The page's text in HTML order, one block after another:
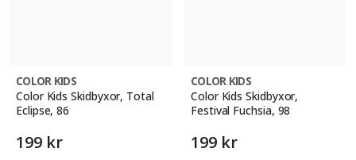
COLOR KIDS
Color Kids Skidbyxor, Total
Eclipse, 86
199 kr
COLOR KIDS
Color Kids Skidbyxor,
Festival Fuchsia, 98
199 kr